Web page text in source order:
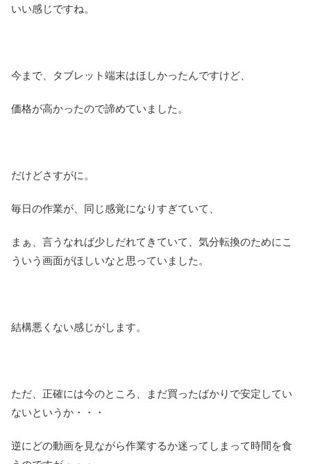
いい感じですね。
今まで、タブレット端末はほしかったんですけど、
価格が高かったので諦めていました。
だけどさすがに。
毎日の作業が、同じ感覚になりすぎていて、
まぁ、言うなれば少しだれてきていて、気分転換のためにこ
ういう画面がほしいなと思っていました。
結構悪くない感じがします。
ただ、正確には今のところ、まだ買ったばかりで安定してい
ないというか・・・
逆にどの動画を見ながら作業するか迷ってしまって時間を食